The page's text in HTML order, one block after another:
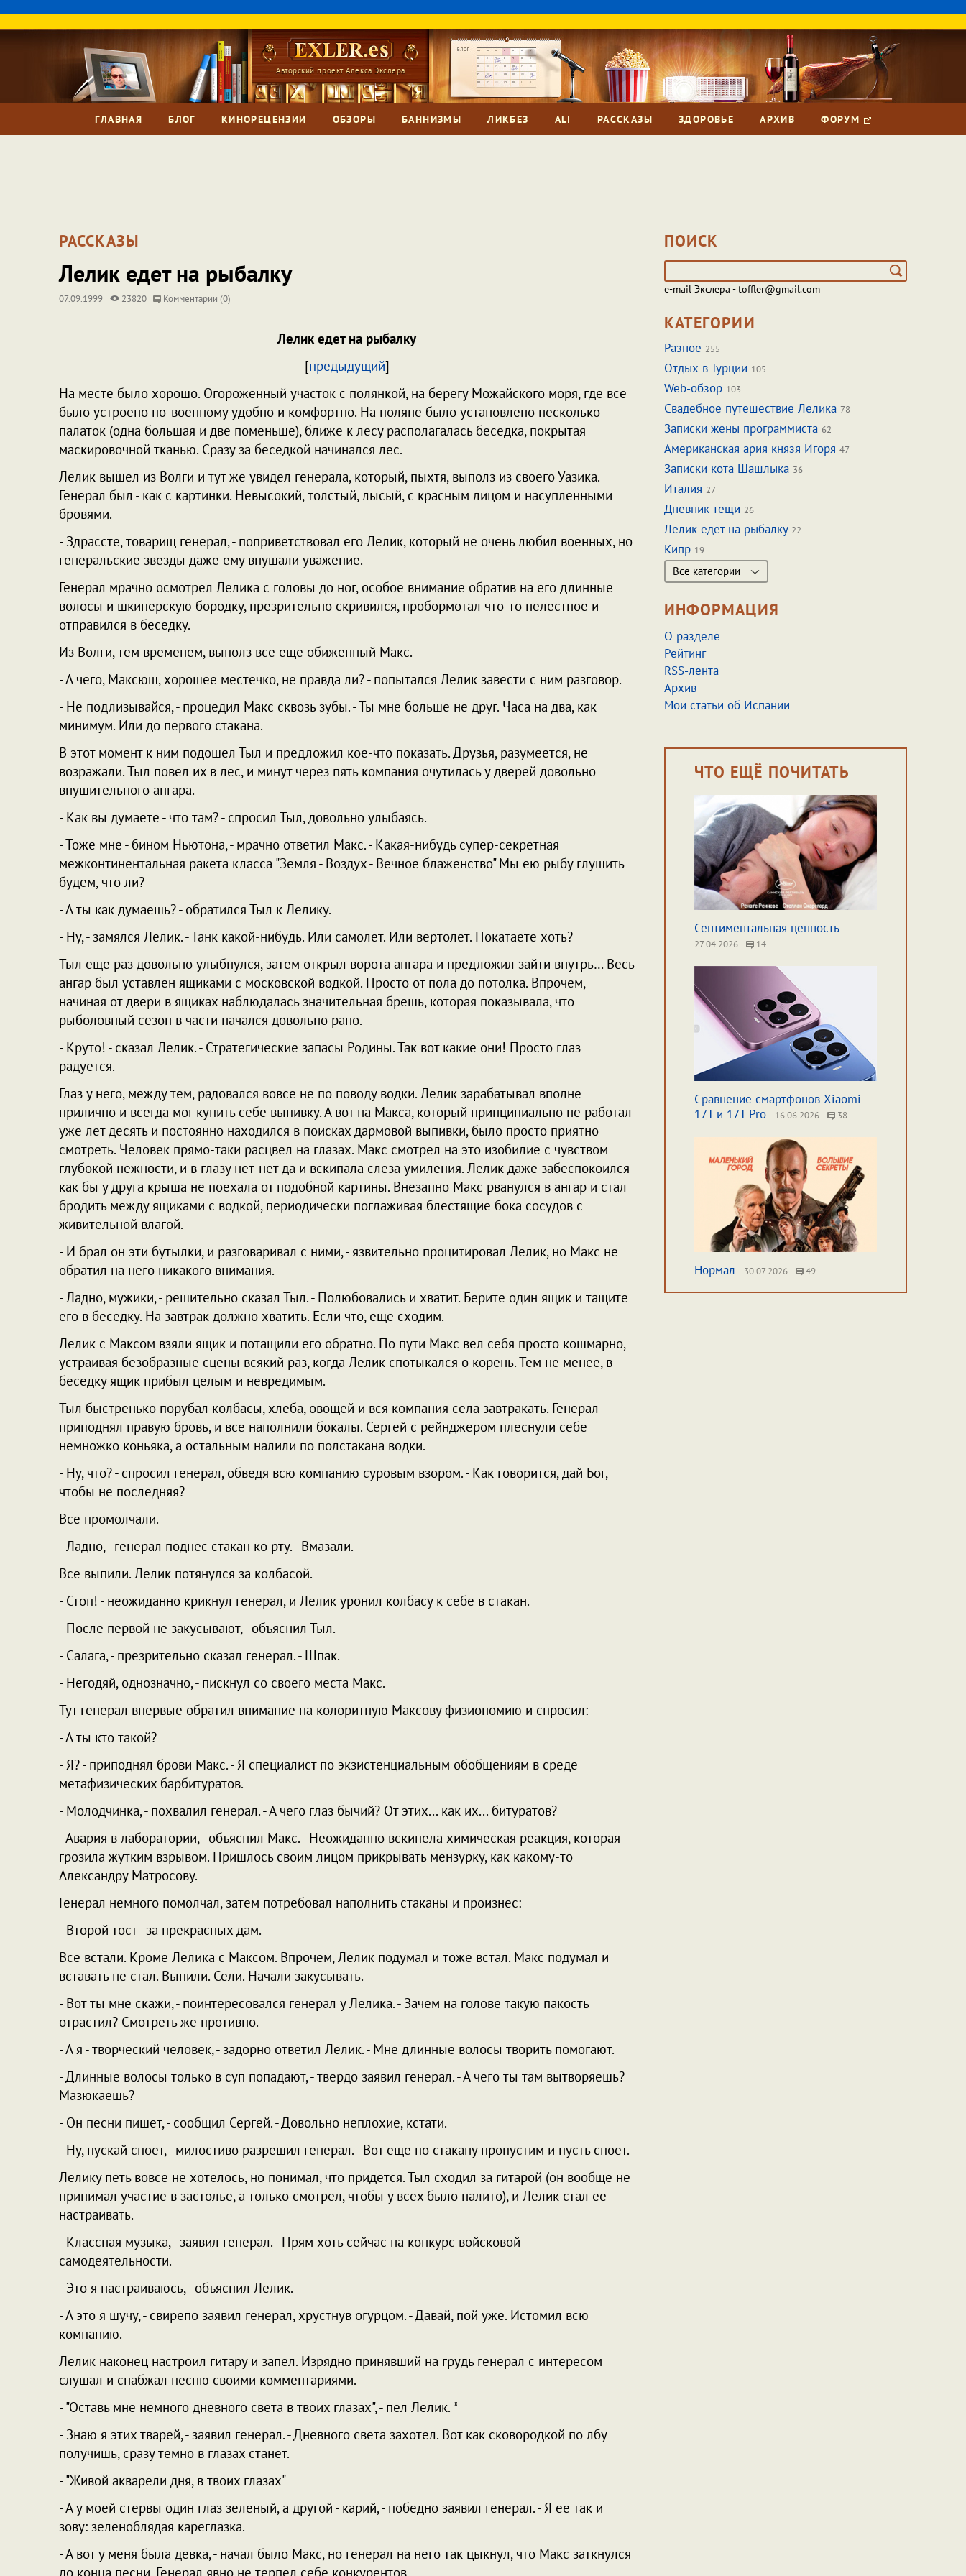
Авторский проект Алекса Экслера
ГЛАВНАЯ БЛОГ КИНОРЕЦЕНЗИИ ОБЗОРЫ БАННИЗМЫ ЛИКБЕЗ ALI РАССКАЗЫ ЗДОРОВЬЕ АРХИВ ФОРУМ
РАССКАЗЫ
Лелик едет на рыбалку
07.09.1999 23820 Комментарии (0)
Лелик едет на рыбалку
[предыдущий]
На месте было хорошо. Огороженный участок с полянкой, на берегу Можайского моря, где все
было устроено по-военному удобно и комфортно. На поляне было установлено несколько
палаток (одна большая и две поменьше), ближе к лесу располагалась беседка, покрытая
маскировочной тканью. Сразу за беседкой начинался лес.
Лелик вышел из Волги и тут же увидел генерала, который, пыхтя, выполз из своего Уазика.
Генерал был - как с картинки. Невысокий, толстый, лысый, с красным лицом и насупленными
бровями.
- Здрассте, товарищ генерал, - поприветствовал его Лелик, который не очень любил военных, но
генеральские звезды даже ему внушали уважение.
Генерал мрачно осмотрел Лелика с головы до ног, особое внимание обратив на его длинные
волосы и шкиперскую бородку, презрительно скривился, пробормотал что-то нелестное и
отправился в беседку.
Из Волги, тем временем, выполз все еще обиженный Макс.
- А чего, Максюш, хорошее местечко, не правда ли? - попытался Лелик завести с ним разговор.
- Не подлизывайся, - процедил Макс сквозь зубы. - Ты мне больше не друг. Часа на два, как
минимум. Или до первого стакана.
В этот момент к ним подошел Тыл и предложил кое-что показать. Друзья, разумеется, не
возражали. Тыл повел их в лес, и минут через пять компания очутилась у дверей довольно
внушительного ангара.
- Как вы думаете - что там? - спросил Тыл, довольно улыбаясь.
- Тоже мне - бином Ньютона, - мрачно ответил Макс. - Какая-нибудь супер-секретная
межконтинентальная ракета класса "Земля - Воздух - Вечное блаженство" Мы ею рыбу глушить
будем, что ли?
- А ты как думаешь? - обратился Тыл к Лелику.
- Ну, - замялся Лелик. - Танк какой-нибудь. Или самолет. Или вертолет. Покатаете хоть?
Тыл еще раз довольно улыбнулся, затем открыл ворота ангара и предложил зайти внутрь… Весь
ангар был уставлен ящиками с московской водкой. Просто от пола до потолка. Впрочем,
начиная от двери в ящиках наблюдалась значительная брешь, которая показывала, что
рыболовный сезон в части начался довольно рано.
- Круто! - сказал Лелик. - Стратегические запасы Родины. Так вот какие они! Просто глаз
радуется.
Глаз у него, между тем, радовался вовсе не по поводу водки. Лелик зарабатывал вполне
прилично и всегда мог купить себе выпивку. А вот на Макса, который принципиально не работал
уже лет десять и постоянно находился в поисках дармовой выпивки, было просто приятно
смотреть. Человек прямо-таки расцвел на глазах. Макс смотрел на это изобилие с чувством
глубокой нежности, и в глазу нет-нет да и вскипала слеза умиления. Лелик даже забеспокоился
как бы у друга крыша не поехала от подобной картины. Внезапно Макс рванулся в ангар и стал
бродить между ящиками с водкой, периодически поглаживая блестящие бока сосудов с
живительной влагой.
- И брал он эти бутылки, и разговаривал с ними, - язвительно процитировал Лелик, но Макс не
обратил на него никакого внимания.
- Ладно, мужики, - решительно сказал Тыл. - Полюбовались и хватит. Берите один ящик и тащите
его в беседку. На завтрак должно хватить. Если что, еще сходим.
Лелик с Максом взяли ящик и потащили его обратно. По пути Макс вел себя просто кошмарно,
устраивая безобразные сцены всякий раз, когда Лелик спотыкался о корень. Тем не менее, в
беседку ящик прибыл целым и невредимым.
Тыл быстренько порубал колбасы, хлеба, овощей и вся компания села завтракать. Генерал
приподнял правую бровь, и все наполнили бокалы. Сергей с рейнджером плеснули себе
немножко коньяка, а остальным налили по полстакана водки.
- Ну, что? - спросил генерал, обведя всю компанию суровым взором. - Как говорится, дай Бог,
чтобы не последняя?
Все промолчали.
- Ладно, - генерал поднес стакан ко рту. - Вмазали.
Все выпили. Лелик потянулся за колбасой.
- Стоп! - неожиданно крикнул генерал, и Лелик уронил колбасу к себе в стакан.
- После первой не закусывают, - объяснил Тыл.
- Салага, - презрительно сказал генерал. - Шпак.
- Негодяй, однозначно, - пискнул со своего места Макс.
Тут генерал впервые обратил внимание на колоритную Максову физиономию и спросил:
- А ты кто такой?
- Я? - приподнял брови Макс. - Я специалист по экзистенциальным обобщениям в среде
метафизических барбитуратов.
- Молодчинка, - похвалил генерал. - А чего глаз бычий? От этих... как их... битуратов?
- Авария в лаборатории, - объяснил Макс. - Неожиданно вскипела химическая реакция, которая
грозила жутким взрывом. Пришлось своим лицом прикрывать мензурку, как какому-то
Александру Матросову.
Генерал немного помолчал, затем потребовал наполнить стаканы и произнес:
- Второй тост - за прекрасных дам.
Все встали. Кроме Лелика с Максом. Впрочем, Лелик подумал и тоже встал. Макс подумал и
вставать не стал. Выпили. Сели. Начали закусывать.
- Вот ты мне скажи, - поинтересовался генерал у Лелика. - Зачем на голове такую пакость
отрастил? Смотреть же противно.
- А я - творческий человек, - задорно ответил Лелик. - Мне длинные волосы творить помогают.
- Длинные волосы только в суп попадают, - твердо заявил генерал. - А чего ты там вытворяешь?
Мазюкаешь?
- Он песни пишет, - сообщил Сергей. - Довольно неплохие, кстати.
- Ну, пускай споет, - милостиво разрешил генерал. - Вот еще по стакану пропустим и пусть споет.
Лелику петь вовсе не хотелось, но понимал, что придется. Тыл сходил за гитарой (он вообще не
принимал участие в застолье, а только смотрел, чтобы у всех было налито), и Лелик стал ее
настраивать.
- Классная музыка, - заявил генерал. - Прям хоть сейчас на конкурс войсковой
самодеятельности.
- Это я настраиваюсь, - объяснил Лелик.
- А это я шучу, - свирепо заявил генерал, хрустнув огурцом. - Давай, пой уже. Истомил всю
компанию.
Лелик наконец настроил гитару и запел. Изрядно принявший на грудь генерал с интересом
слушал и снабжал песню своими комментариями.
- "Оставь мне немного дневного света в твоих глазах", - пел Лелик. *
- Знаю я этих тварей, - заявил генерал. - Дневного света захотел. Вот как сковородкой по лбу
получишь, сразу темно в глазах станет.
- "Живой акварели дня, в твоих глазах"
- А у моей стервы один глаз зеленый, а другой - карий, - победно заявил генерал. - Я ее так и
зову: зеленоблядая кареглазка.
- А вот у меня была девка, - начал было Макс, но генерал на него так цыкнул, что Макс заткнулся
до конца песни. Генерал явно не терпел себе конкурентов.
ПОИСК
e-mail Экслера - toffler@gmail.com
КАТЕГОРИИ
Разное 255
Отдых в Турции 105
Web-обзор 103
Свадебное путешествие Лелика 78
Записки жены программиста 62
Американская ария князя Игоря 47
Записки кота Шашлыка 36
Италия 27
Дневник тещи 26
Лелик едет на рыбалку 22
Кипр 19
Все категории
ИНФОРМАЦИЯ
О разделе
Рейтинг
RSS-лента
Архив
Мои статьи об Испании
ЧТО ЕЩЁ ПОЧИТАТЬ
Сентиментальная ценность
27.04.2026 14
Сравнение смартфонов Xiaomi
17T и 17T Pro
16.06.2026 38
Нормал 30.07.2026 49